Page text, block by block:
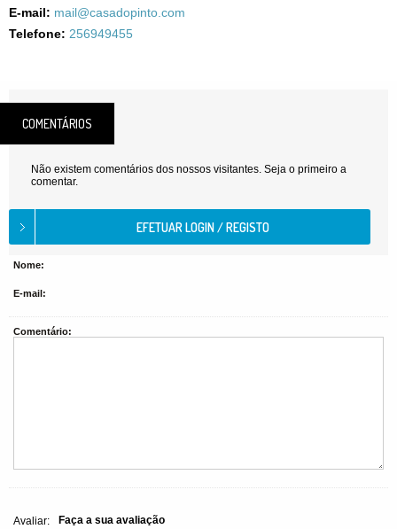
E-mail: mail@casadopinto.com
Telefone: 256949455
COMENTÁRIOS
Não existem comentários dos nossos visitantes. Seja o primeiro a
comentar.
Nome:
E-mail:
Comentário:
Avaliar: Faça a sua avaliação